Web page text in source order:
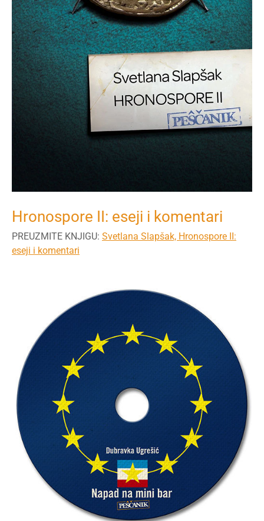
Hronospore II: eseji i komentari
PREUZMITE KNJIGU: Svetlana Slapšak, Hronospore II:
eseji i komentari